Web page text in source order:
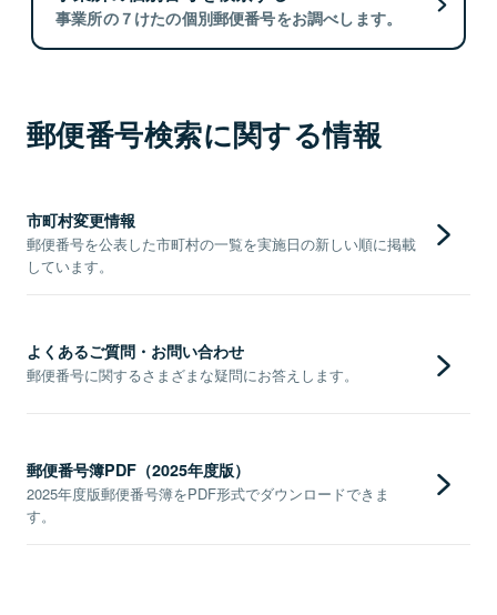
事業所の７けたの個別郵便番号をお調べします。
郵便番号検索に関する情報
市町村変更情報
郵便番号を公表した市町村の一覧を実施日の新しい順に掲載
しています。
よくあるご質問・お問い合わせ
郵便番号に関するさまざまな疑問にお答えします。
郵便番号簿PDF（2025年度版）
2025年度版郵便番号簿をPDF形式でダウンロードできま
す。